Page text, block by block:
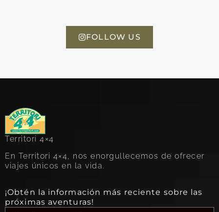
FOLLOW US
Territori 4×4
En Territori 4×4, nos enorgullecemos de ofrecer
viajes únicos en la vida.
¡Obtén la información más reciente sobre las
próximas aventuras!